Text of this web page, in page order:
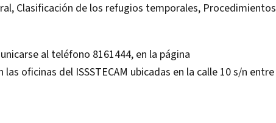
Clasificación de los refugios temporales, Procedimientos
al teléfono 8161444, en la página
las oficinas del ISSSTECAM ubicadas en la calle 10 s/n entre